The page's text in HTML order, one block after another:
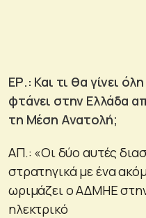
ΕΡ.: Και τι θα γίνει
φτάνει στην Ελλάδα
τη Μέση Ανατολή;
ΑΠ.: «Οι δύο αυτές
στρατηγικά με ένα
ωριμάζει ο ΑΔΜΗΕ
ηλεκτρικό